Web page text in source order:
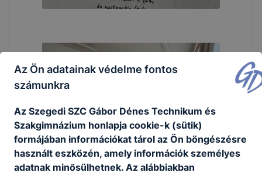
Az Ön adatainak védelme fontos
számunkra
Az Szegedi SZC Gábor Dénes Technikum és
Szakgimnázium honlapja cookie-k (sütik)
formájában információkat tárol az Ön böngészésre
használt eszközén, amely információk személyes
adatnak minősülhetnek. Az alábbiakban